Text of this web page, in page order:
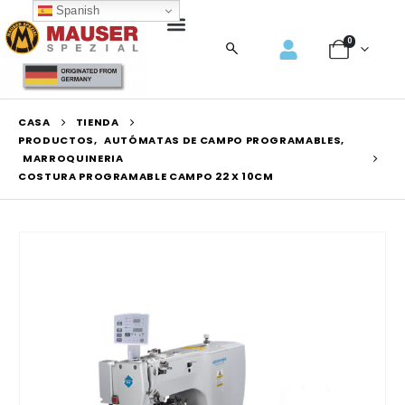
0
CASA
TIENDA
PRODUCTOS, AUTÓMATAS DE CAMPO PROGRAMABLES,
MARROQUINERIA
COSTURA PROGRAMABLE CAMPO 22 X 10CM
Spanish